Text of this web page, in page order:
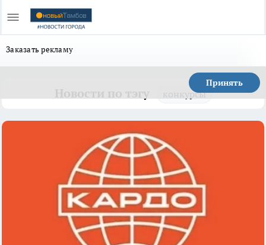
Заказать рекламу
Принять
конкурсы